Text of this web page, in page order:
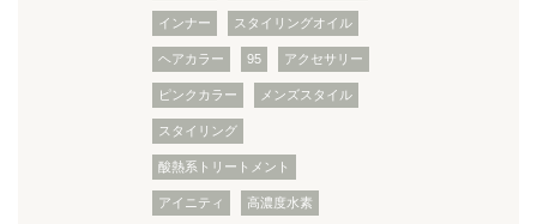
インナー スタイリングオイル
ヘアカラー 95 アクセサリー
ピンクカラー メンズスタイル
スタイリング
酸熱系トリートメント
アイニティ 高濃度水素